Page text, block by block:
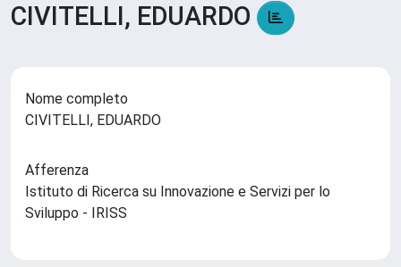
CIVITELLI, EDUARDO
Nome completo
CIVITELLI, EDUARDO
Afferenza
Istituto di Ricerca su Innovazione e Servizi per lo
Sviluppo - IRISS